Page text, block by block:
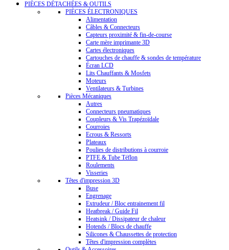
PIÈCES DÉTACHÉES & OUTILS
PIÈCES ÉLECTRONIQUES
Alimentation
Câbles & Connecteurs
Capteurs proximité & fin-de-course
Carte mère imprimante 3D
Cartes électroniques
Cartouches de chauffe & sondes de température
Écran LCD
Lits Chauffants & Mosfets
Moteurs
Ventilateurs & Turbines
Pièces Mécaniques
Autres
Connecteurs pneumatiques
Coupleurs & Vis Trapézoïdale
Courroies
Ecrous & Ressorts
Plateaux
Poulies de distributions à courroie
PTFE & Tube Téflon
Roulements
Visseries
Têtes d'impression 3D
Buse
Engrenage
Extrudeur / Bloc entrainement fil
Heatbreak / Guide Fil
Heatsink / Dissipateur de chaleur
Hotends / Blocs de chauffe
Silicones & Chaussettes de protection
Têtes d'impression complètes